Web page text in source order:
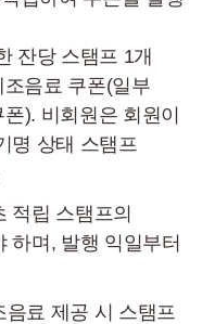
잔당 스탬프 1개
음료 쿠폰(일부
). 비회원은 회원이
명 상태 스탬프
적립 스탬프의
하며, 발행 익일부터
료 제공 시 스탬프